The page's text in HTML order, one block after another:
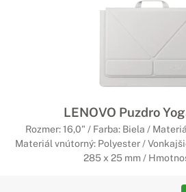
LENOVO Puzdro
Rozmer: 16,0" / Farba: Biela /
Materiál vnútorný: Polyester /
285 x 25 mm /